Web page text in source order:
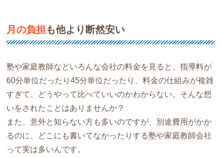
月の負担 も他より断然安い
塾や家庭教師などいろんな会社の料金を見ると、指導料が
60分単位だったり45分単位だったり、料金の仕組みが複雑
すぎて、どうやって比べていいのかわからない。そんな想
いをされたことはありませんか？
また、意外と知らない方も多いのですが、別途費用がかか
るのに、どこにも書いてなかったりする塾や家庭教師会社
って実は多いんです。